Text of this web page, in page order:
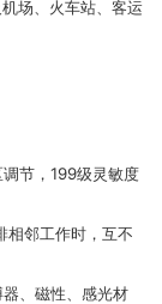
场、火车站、客运
节，199级灵敏度
相邻工作时，互不
、磁性、感光材